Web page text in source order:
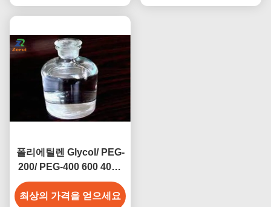
폴리에틸렌 Glycol/ PEG-
200/ PEG-400 600 4000
6000 8000 CAS 25322-
68-3
최상의 가격을 얻으세요